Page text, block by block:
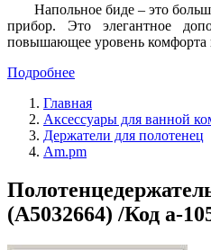
Напольное биде – это
прибор. Это элегантное
повышающее уровень комфорта
Подробнее
Главная
Аксессуары для ванной
Держатели для полотенец
Am.pm
(A5032664) /Код a-